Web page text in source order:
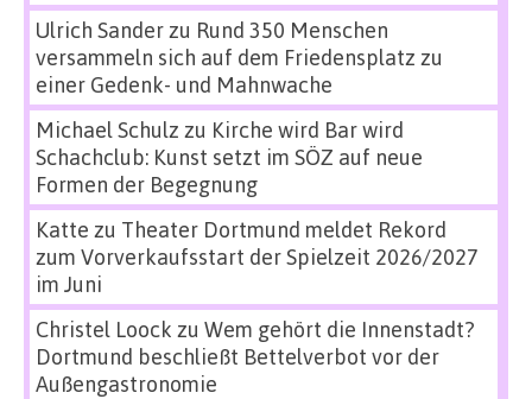
Ulrich Sanderzu Rund 350 Menschen
versammeln sich auf dem Friedensplatz zu
einer Gedenk- und Mahnwache
Michael Schulz zu Kirche wird Bar wird
Schachclub: Kunst setzt im SÖZ auf neue
Formen der Begegnung
Katte zu Theater Dortmund meldet Rekord
zum Vorverkaufsstart der Spielzeit 2026/2027
im Juni
Christel Loock zu Wem gehört die Innenstadt?
Dortmund beschließt Bettelverbot vor der
Außengastronomie